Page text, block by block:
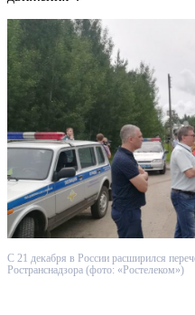
С 21 декабря в России расширился
Ространснадзора (фото: «Ростелеком»)